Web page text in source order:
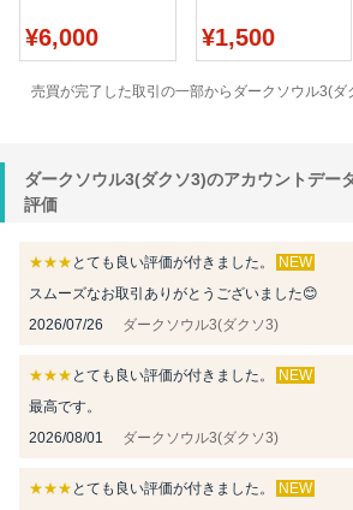
¥6,000 ¥1,500
売買が完了した取引の一部からダークソウル3(
ダークソウル3(ダクソ3)のアカウントデー
評価
★★★ とても良い評価が付きました。
NEW
スムーズなお取引ありがとうございました😊
2026/07/26
ダークソウル3(ダクソ3)
★★★ とても良い評価が付きました。
NEW
最高です。
2026/08/01
ダークソウル3(ダクソ3)
★★★ とても良い評価が付きました。
NEW